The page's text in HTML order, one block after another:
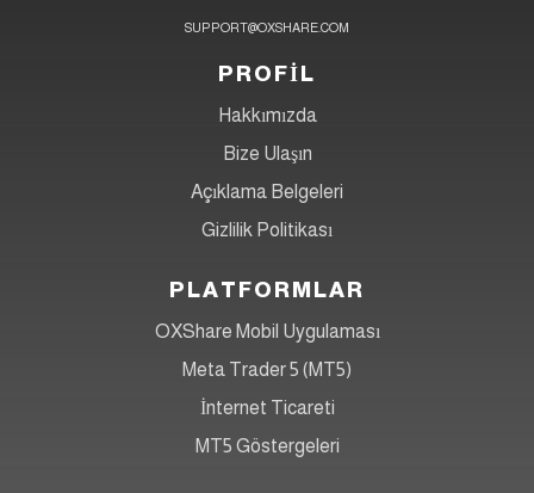
SUPPORT@OXSHARE.COM
PROFİL
Hakkımızda
Bize Ulaşın
Açıklama Belgeleri
Gizlilik Politikası
PLATFORMLAR
OXShare Mobil Uygulaması
Meta Trader 5 (MT5)
İnternet Ticareti
MT5 Göstergeleri